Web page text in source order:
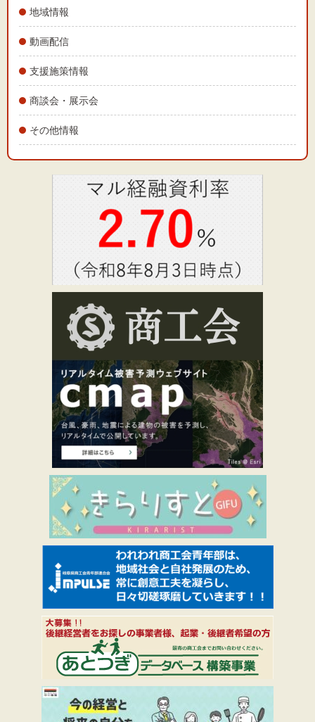
地域情報
動画配信
支援施策情報
商談会・展示会
その他情報